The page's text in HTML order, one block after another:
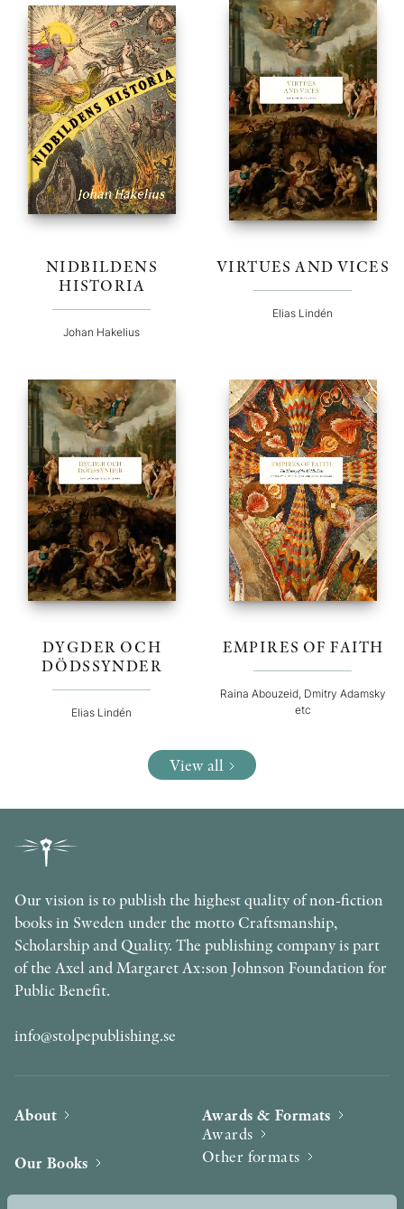
NIDBILDENS
HISTORIA
Johan Hakelius
VIRTUES AND VICES
Elias Lindén
DYGDER OCH
DÖDSSYNDER
Elias Lindén
EMPIRES OF FAITH
Raina Abouzeid, Dmitry Adamsky
etc
View all
Our vision is to publish the highest quality of non-fiction
books in Sweden under the motto Craftsmanship,
Scholarship and Quality. The publishing company is part
of the Axel and Margaret Ax:son Johnson Foundation for
Public Benefit.
info@stolpepublishing.se
About
Our Books
Awards & Formats
Awards
Other formats